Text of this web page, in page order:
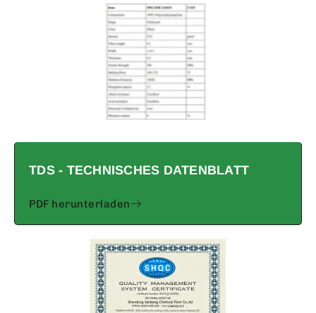
TDS - TECHNISCHES DATENBLATT
PDF herunterladen